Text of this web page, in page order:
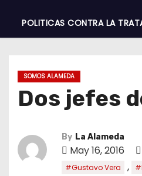
POLITICAS CONTRA LA
SOMOS ALAMEDA
Dos jefes
By La Alameda
May 16, 2016
#Gustavo Vera ,